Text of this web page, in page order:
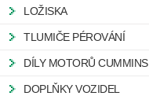
LOŽISKA
TLUMIČE PÉROVÁNÍ
DÍLY MOTORŮ CUMMINS
DOPLŇKY VOZIDEL